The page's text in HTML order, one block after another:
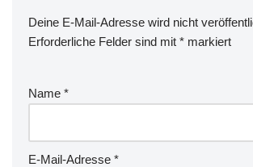
Deine E-Mail-Adresse wird nicht
Erforderliche Felder sind mit * markiert
Name *
E-Mail-Adresse *